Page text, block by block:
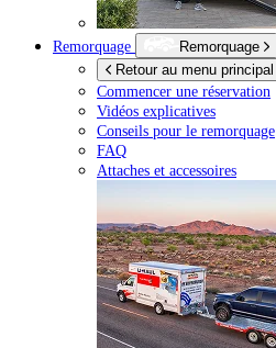
Remorquage
Remorquage
Retour au menu principal
Commencer une réservation
Vidéos explicatives
Conseils pour le remorquage
FAQ
Attaches et accessoires